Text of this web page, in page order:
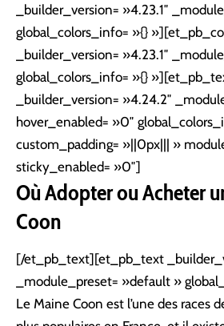
_builder_version= »4.23.1″
global_colors_info= »{}
_builder_version= »4.23.1″
global_colors_info= »{}
_builder_version= »4.24.2″
hover_enabled= »0″
custom_padding= »||0px||| »
sticky_enabled= »0″]
Où Adopter ou Acheter
Coon
[/et_pb_text][et_pb_text
_module_preset= »default »
Le Maine Coon est l’une des races